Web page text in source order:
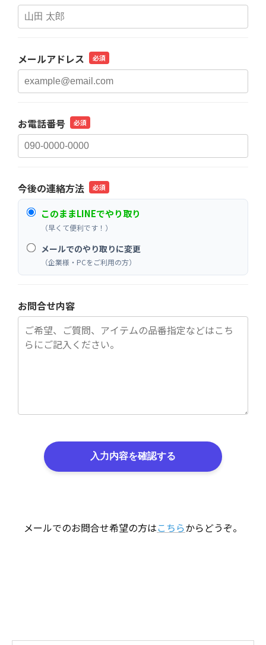
メールアドレス 必須
お電話番号 必須
今後の連絡方法 必須
このままLINEでやり取り
（早くて便利です！）
メールでのやり取りに変更
（企業様・PCをご利用の方）
お問合せ内容
入力内容を確認する
メールでのお問合せ希望の方はこちらからどうぞ。